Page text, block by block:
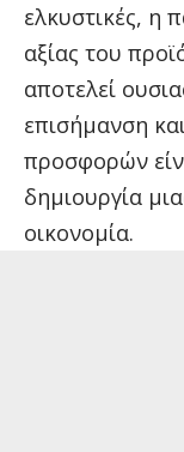
ελκυστικές, η
αξίας του
αποτελεί
επισήμανση
προσφορών
δημιουργία
οικονομία.